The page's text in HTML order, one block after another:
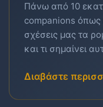
Πάνω από 10
companions όπως
σχέσεις μας τα
και τι σημαίνει
Διαβάστε